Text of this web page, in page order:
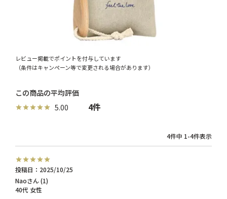
レビュー掲載でポイントを付与しています
（条件はキャンペーン等で変更される場合があります）
5.00 4
4件中 1-4件表示
Nao
1
40代 女性
投稿日 2025/10/25